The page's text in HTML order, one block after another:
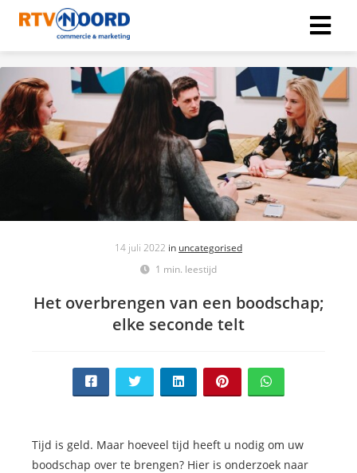
14 juli 2022 in uncategorised
1 min. leestijd
Het overbrengen van een boodschap;
elke seconde telt
Tijd is geld. Maar hoeveel tijd heeft u nodig om uw
boodschap over te brengen? Hier is onderzoek naar